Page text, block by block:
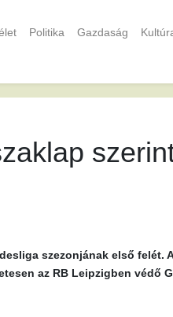
Politika Gazdaság
szezonjának első
az RB Leipzigben védő